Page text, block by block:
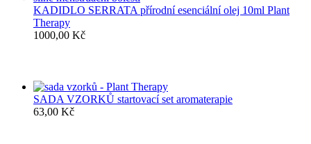
KADIDLO SERRATA přírodní esenciální olej 10ml Plant
Therapy
1000,00 Kč
SADA VZORKŮ startovací set aromaterapie
63,00 Kč